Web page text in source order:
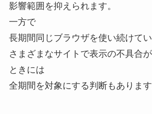
影響範囲を抑えられます。
一方で
長期間同じブラウザを使い続けて
さまざまなサイトで表示の不具合
ときには
全期間を対象にする判断もあります